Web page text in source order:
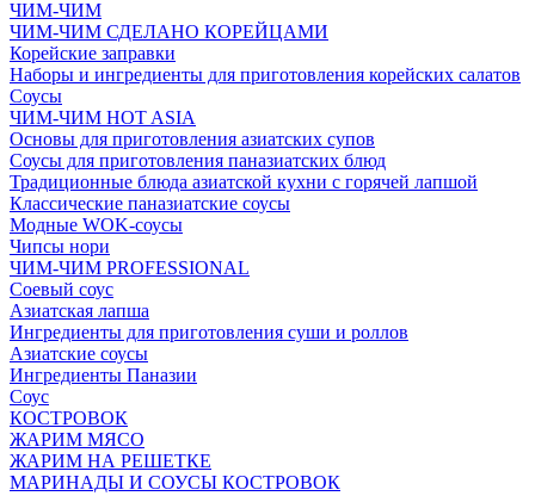
ЧИМ-ЧИМ
ЧИМ-ЧИМ СДЕЛАНО КОРЕЙЦАМИ
Корейские заправки
Наборы и ингредиенты для приготовления корейских салатов
Соусы
ЧИМ-ЧИМ HOT ASIA
Основы для приготовления азиатских супов
Соусы для приготовления паназиатских блюд
Традиционные блюда азиатской кухни с горячей лапшой
Классические паназиатские соусы
Модные WOK-соусы
Чипсы нори
ЧИМ-ЧИМ PROFESSIONAL
Соевый соус
Азиатская лапша
Ингредиенты для приготовления суши и роллов
Азиатские соусы
Ингредиенты Паназии
Соус
КОСТРОВОК
ЖАРИМ МЯСО
ЖАРИМ НА РЕШЕТКЕ
МАРИНАДЫ И СОУСЫ КОСТРОВОК